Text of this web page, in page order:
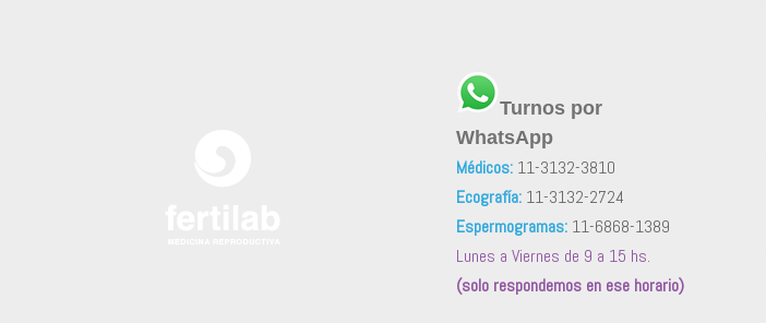
Turnos por
WhatsApp
Médicos: 11-3132-3810
Ecografía: 11-3132-2724
Espermogramas: 11-6868-1389
Lunes a Viernes de 9 a 15 hs.
(solo respondemos en ese horario)